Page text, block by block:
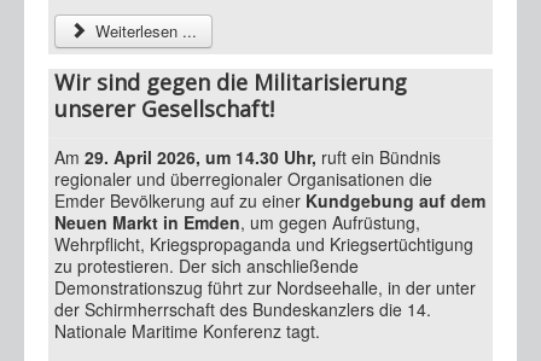
Weiterlesen ...
Wir sind gegen die Militarisierung
unserer Gesellschaft!
Am 29. April 2026, um 14.30 Uhr, ruft ein Bündnis
regionaler und überregionaler Organisationen die
Emder Bevölkerung auf zu einer Kundgebung auf dem
Neuen Markt in Emden, um gegen Aufrüstung,
Wehrpflicht, Kriegspropaganda und Kriegsertüchtigung
zu protestieren. Der sich anschließende
Demonstrationszug führt zur Nordseehalle, in der unter
der Schirmherrschaft des Bundeskanzlers die 14.
Nationale Maritime Konferenz tagt.